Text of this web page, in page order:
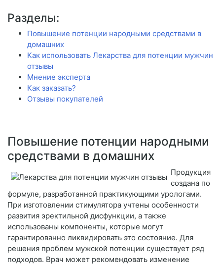
Разделы:
Повышение потенции народными средствами в
домашних
Как использовать Лекарства для потенции мужчин
отзывы
Мнение эксперта
Как заказать?
Отзывы покупателей
Повышение потенции народными
средствами в домашних
Продукция
создана по
формуле, разработанной практикующими урологами.
При изготовлении стимулятора учтены особенности
развития эректильной дисфункции, а также
использованы компоненты, которые могут
гарантированно ликвидировать это состояние. Для
решения проблем мужской потенции существует ряд
подходов. Врач может рекомендовать изменение